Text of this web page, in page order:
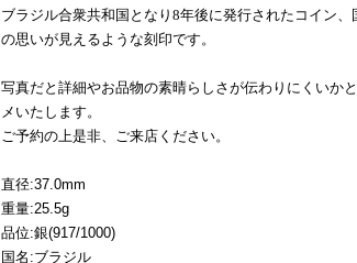
ブラジル合衆共和国となり8年後に発行されたコイン
の思いが見えるような刻印です。
写真だと詳細やお品物の素晴らしさが伝わりにくいか
メいたします。
ご予約の上是非、ご来店ください。
直径:37.0mm
重量:25.5g
品位:銀(917/1000)
国名:ブラジル